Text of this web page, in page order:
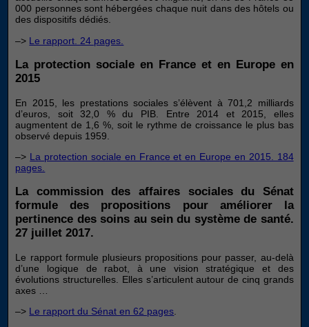
000 personnes sont hébergées chaque nuit dans des hôtels ou
des dispositifs dédiés.
–> Le rapport. 24 pages.
La protection sociale en France et en Europe en
2015
En 2015, les prestations sociales s’élèvent à 701,2 milliards
d’euros, soit 32,0 % du PIB. Entre 2014 et 2015, elles
augmentent de 1,6 %, soit le rythme de croissance le plus bas
observé depuis 1959.
–> La protection sociale en France et en Europe en 2015. 184
pages.
La commission des affaires sociales du Sénat
formule des propositions pour améliorer la
pertinence des soins au sein du système de santé.
27 juillet 2017.
Le rapport formule plusieurs propositions pour passer, au-delà
d’une logique de rabot, à une vision stratégique et des
évolutions structurelles. Elles s’articulent autour de cinq grands
axes …
–> Le rapport du Sénat en 62 pages